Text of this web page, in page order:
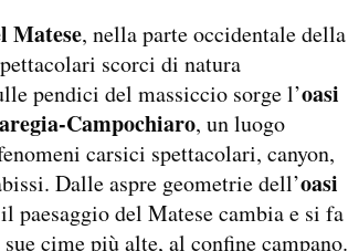
Matese, nella parte occidentale della
scorci di natura
pendici del massiccio sorge l’oasi
Campochiaro, un luogo
carsici spettacolari, canyon,
Dalle aspre geometrie dell’oasi
il paesaggio del Matese cambia e si fa
cime più alte, al confine campano.